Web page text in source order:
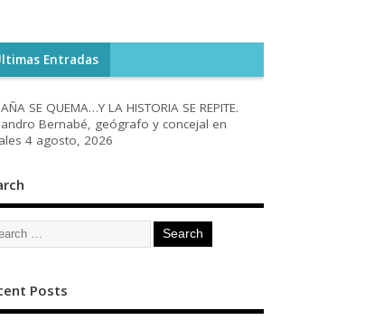
Entradas
SE QUEMA…Y LA HISTORIA SE REPITE.
Bernabé, geógrafo y concejal en
4 agosto, 2026
Posts